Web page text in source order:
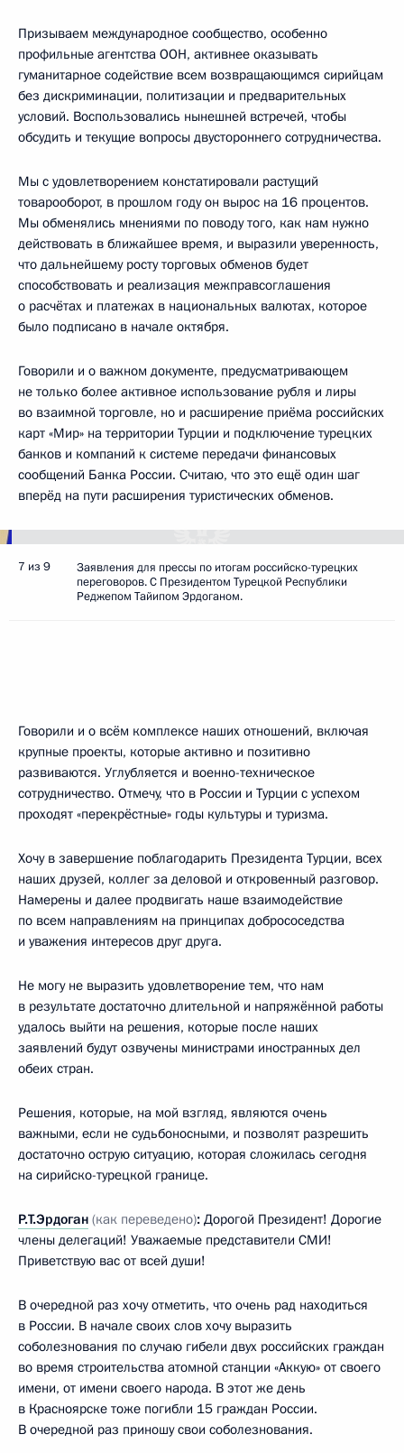
Призываем международное сообщество, особенно
профильные агентства ООН, активнее оказывать
гуманитарное содействие всем возвращающимся сирийцам
без дискриминации, политизации и предварительных
условий. Воспользовались нынешней встречей, чтобы
обсудить и текущие вопросы двустороннего сотрудничества.
Мы с удовлетворением констатировали растущий
товарооборот, в прошлом году он вырос на 16 процентов.
Мы обменялись мнениями по поводу того, как нам нужно
действовать в ближайшее время, и выразили уверенность,
что дальнейшему росту торговых обменов будет
способствовать и реализация межправсоглашения
о расчётах и платежах в национальных валютах, которое
было подписано в начале октября.
Говорили и о важном документе, предусматривающем
не только более активное использование рубля и лиры
во взаимной торговле, но и расширение приёма российских
карт «Мир» на территории Турции и подключение турецких
банков и компаний к системе передачи финансовых
сообщений Банка России. Считаю, что это ещё один шаг
вперёд на пути расширения туристических обменов.
7 из 9
Заявления для прессы по итогам российско-турецких
переговоров. С Президентом Турецкой Республики
Реджепом Тайипом Эрдоганом.
Говорили и о всём комплексе наших отношений, включая
крупные проекты, которые активно и позитивно
развиваются. Углубляется и военно-техническое
сотрудничество. Отмечу, что в России и Турции с успехом
проходят «перекрёстные» годы культуры и туризма.
Хочу в завершение поблагодарить Президента Турции, всех
наших друзей, коллег за деловой и откровенный разговор.
Намерены и далее продвигать наше взаимодействие
по всем направлениям на принципах добрососедства
и уважения интересов друг друга.
Не могу не выразить удовлетворение тем, что нам
в результате достаточно длительной и напряжённой работы
удалось выйти на решения, которые после наших
заявлений будут озвучены министрами иностранных дел
обеих стран.
Решения, которые, на мой взгляд, являются очень
важными, если не судьбоносными, и позволят разрешить
достаточно острую ситуацию, которая сложилась сегодня
на сирийско-турецкой границе.
Р.Т.Эрдоган (как переведено): Дорогой Президент! Дорогие
члены делегаций! Уважаемые представители СМИ!
Приветствую вас от всей души!
В очередной раз хочу отметить, что очень рад находиться
в России. В начале своих слов хочу выразить
соболезнования по случаю гибели двух российских граждан
во время строительства атомной станции «Аккую» от своего
имени, от имени своего народа. В этот же день
в Красноярске тоже погибли 15 граждан России.
В очередной раз приношу свои соболезнования.